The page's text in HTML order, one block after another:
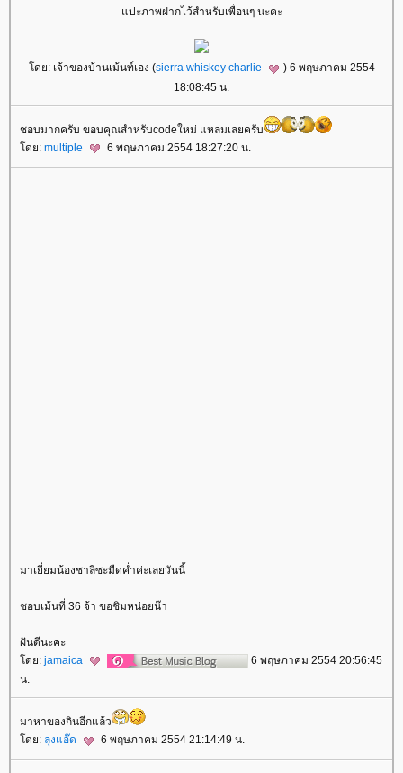
ปะภาพฝากไว้สำหรับเพื่อนๆ นะคะ
ดย: เจ้าของบ้านเม้นท์เอง (sierra whiskey charlie
) 6 พฤษภาคม 2554
18:08:45 น.
ชอบมากครับ ขอบคุณสำหรับcodeใหม่ แหล่มเลยครับ
ดย: multiple 6 พฤษภาคม 2554 18:27:20 น.
มาเยี่ยมน้องชาลีซะมืดค่ำค่ะเลยวันนี้
ชอบเม้นที่ 36 จ้า ขอชิมหน่อยน๊า
ฝันดีนะคะ
ดย: jamaica
6 พฤษภาคม 2554 20:56:45
น.
มาหาของกินอีกแล้ว
ดย: ลุงแอ๊ด 6 พฤษภาคม 2554 21:14:49 น.